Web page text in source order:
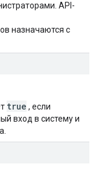
API-
назначаются с
true , если
вход в систему и